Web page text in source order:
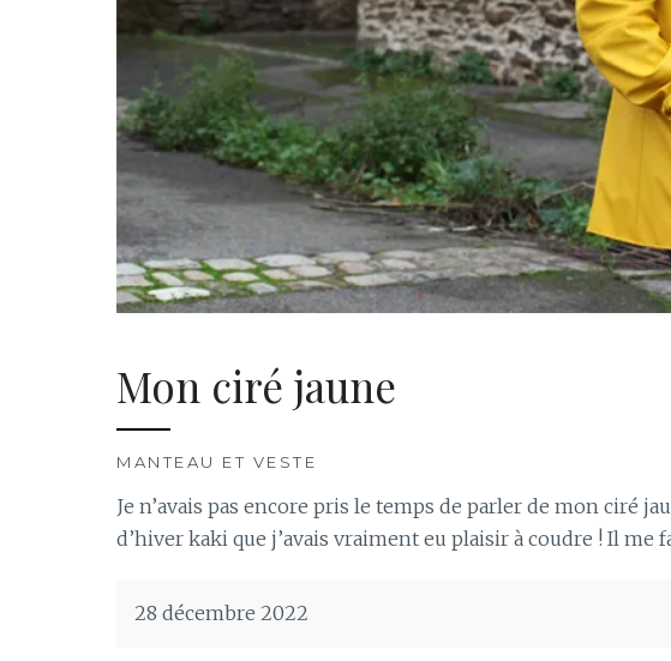
Mon ciré jaune
MANTEAU ET VESTE
Je n’avais pas encore pris le temps de parler de mon ciré
d’hiver kaki que j’avais vraiment eu plaisir à coudre ! Il
28 décembre 2022